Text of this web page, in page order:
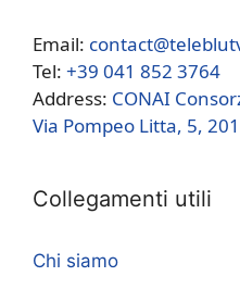
Email:
Tel: +39 041 852 3764
Address: CONAI
Via Pompeo Litta, 5,
Collegamenti utili
Chi siamo